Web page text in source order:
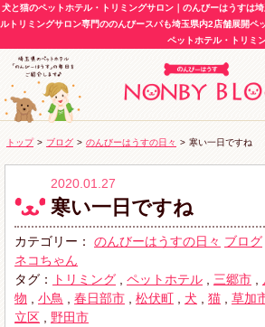
犬と猫のペットホテル・トリミングサロン｜のんびーはうすは
ルトリミングサロン専門ののんびースパも埼玉県内2店舗展開ペ
ペットホテル・トリミ
トップ > ブログ > のんびーはうすの日々 > 寒い一日ですね
2020.01.27
寒い一日ですね
カテゴリー： のんびーはうすの日々 ブログ
ネコちゃん
タグ：
トリミング ペットホテル 三郷市
物
小鳥 春日部市 松伏町 犬 猫 草加
立区
野田市